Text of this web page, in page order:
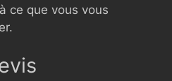
ce que vous vous